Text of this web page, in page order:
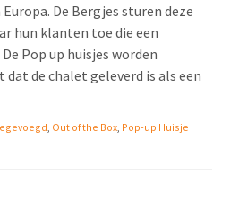
De Bergjes sturen deze
hun klanten toe die een
Pop up huisjes worden
de chalet geleverd is als een
, Out of the Box, Pop-up Huisje